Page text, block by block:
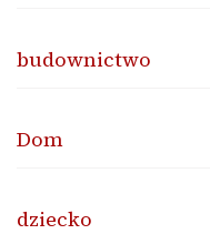
budownictwo
Dom
dziecko